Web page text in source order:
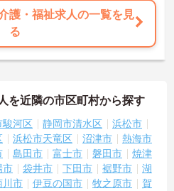
門性を着実に深めていける環境が
実に成長！＞
しており、急変時の対応や専門的
め負担が減ります
比率が1対1で相談しやすく、初任
に専門性を高められます
を軽減！＞
パーセント以上と高く、急なシフ
しにくい人員体制です
護・福祉求人の一覧を見
る
を近隣の市区町村から探す
駿河区 静岡市清水区
浜松市
浜松市天竜区 沼津市
熱海市
島田市 富士市 磐田市
焼津
市 袋井市 下田市 裾野市
湖
川市 伊豆の国市 牧之原市
賀